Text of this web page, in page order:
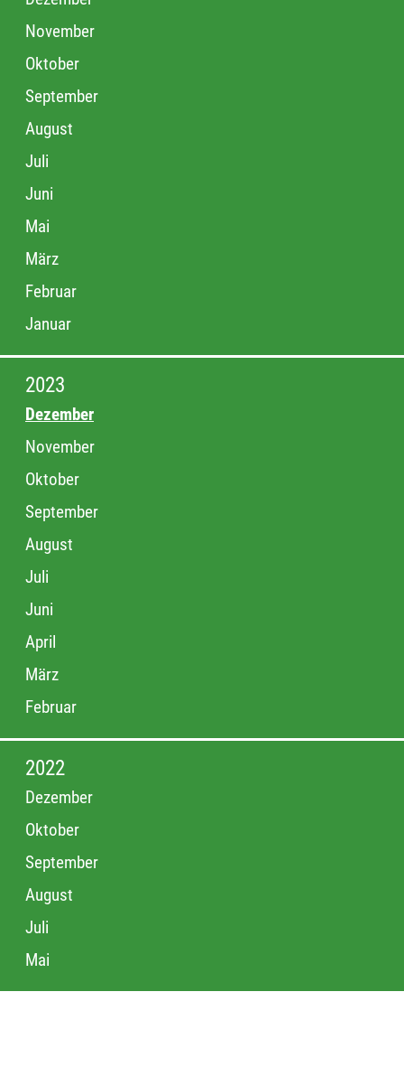
November
Oktober
September
August
Juli
Juni
Mai
März
Februar
Januar
2023
Dezember
November
Oktober
September
August
Juli
Juni
April
März
Februar
2022
Dezember
Oktober
September
August
Juli
Mai